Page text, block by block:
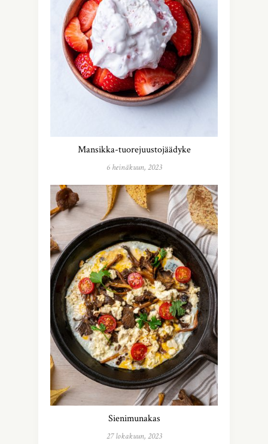
Mansikka-tuorejuustojäädyke
6 heinäkuun, 2023
Sienimunakas
27 lokakuun, 2023